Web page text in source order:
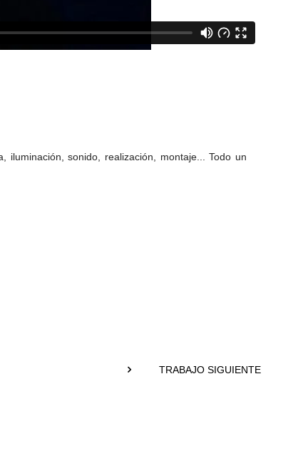
iluminación, sonido, realización, montaje... Todo un
TRABAJO SIGUIENTE